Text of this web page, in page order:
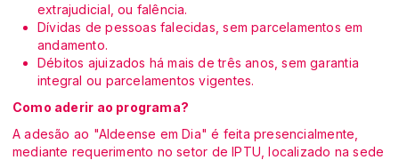
extrajudicial, ou falência.
Dívidas de pessoas falecidas, sem parcelamentos em
andamento.
Débitos ajuizados há mais de três anos, sem garantia
integral ou parcelamentos vigentes.
Como aderir ao programa?
A adesão ao "Aldeense em Dia" é feita presencialmente,
mediante requerimento no setor de IPTU, localizado na sede